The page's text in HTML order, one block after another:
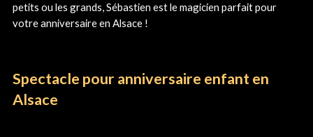
petits ou les grands, Sébastien est le magicien parfait pour
votre anniversaire en Alsace !
Spectacle pour anniversaire enfant en
Alsace